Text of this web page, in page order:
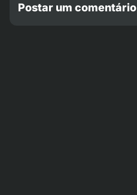
Postar um comentário